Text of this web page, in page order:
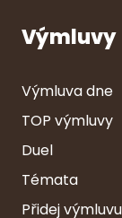
Výmluvy
Výmluva dne
TOP výmluvy
Duel
Témata
Přidej výmluvu